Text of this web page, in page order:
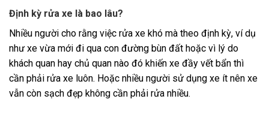
Định kỳ rửa xe là bao lâu?
Nhiều người cho rằng việc rửa xe khó mà theo định kỳ, ví dụ
như xe vừa mới đi qua con đường bùn đất hoặc vì lý do
khách quan hay chủ quan nào đó khiến xe đầy vết bẩn thì
cần phải rửa xe luôn. Hoặc nhiều người sử dụng xe ít nên xe
vẫn còn sạch đẹp không cần phải rửa nhiều.